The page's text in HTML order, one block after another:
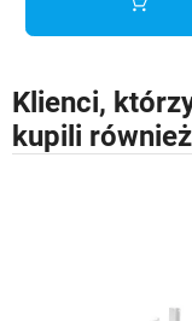
Klienci,
kupili